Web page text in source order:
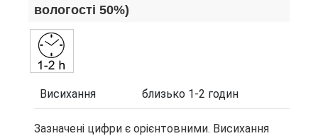
вологості 50%)
Висихання близько 1-2 годин
Зазначені цифри є орієнтовними. Висихання